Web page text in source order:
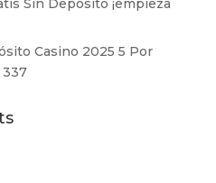
Sin Depósito ¡empieza
Casino 2025 5 Por